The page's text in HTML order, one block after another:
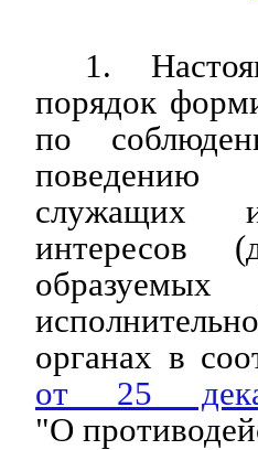
1.
порядок
по
поведению
служащих
интересов
органах в
от 25
"О